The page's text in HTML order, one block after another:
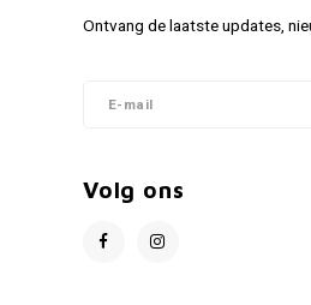
Ontvang de laatste updates,
Volg ons